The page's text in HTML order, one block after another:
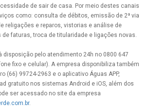
de sair de casa. Por meio destes canais
como: consulta de débitos, emissão de 2ª via
religações e reparos, vistorias e análise de
de faturas, troca de titularidade e ligações novas.
disposição pelo atendimento 24h no 0800 647
fixo e celular). A empresa disponibiliza também
(66) 99724-2963 e o aplicativo Águas APP,
gratuito nos sistemas Android e iOS, além dos
ser acessado no site da empresa
.